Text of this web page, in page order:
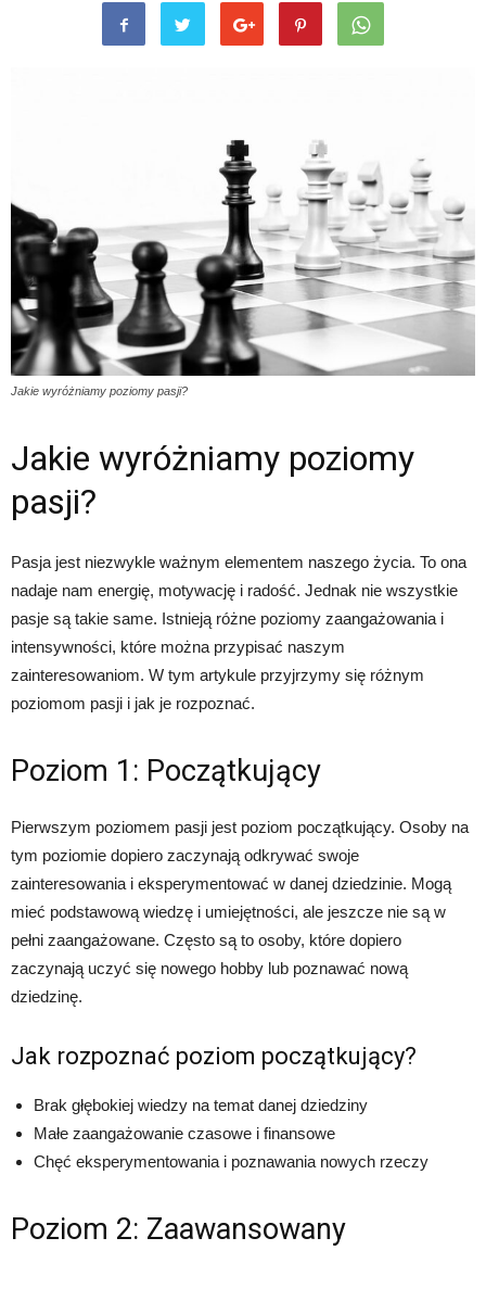
Jakie wyróżniamy poziomy pasji?
Jakie wyróżniamy poziomy
pasji?
Pasja jest niezwykle ważnym elementem naszego życia. To ona
nadaje nam energię, motywację i radość. Jednak nie wszystkie
pasje są takie same. Istnieją różne poziomy zaangażowania i
intensywności, które można przypisać naszym
zainteresowaniom. W tym artykule przyjrzymy się różnym
poziomom pasji i jak je rozpoznać.
Poziom 1: Początkujący
Pierwszym poziomem pasji jest poziom początkujący. Osoby na
tym poziomie dopiero zaczynają odkrywać swoje
zainteresowania i eksperymentować w danej dziedzinie. Mogą
mieć podstawową wiedzę i umiejętności, ale jeszcze nie są w
pełni zaangażowane. Często są to osoby, które dopiero
zaczynają uczyć się nowego hobby lub poznawać nową
dziedzinę.
Jak rozpoznać poziom początkujący?
Brak głębokiej wiedzy na temat danej dziedziny
Małe zaangażowanie czasowe i finansowe
Chęć eksperymentowania i poznawania nowych rzeczy
Poziom 2: Zaawansowany